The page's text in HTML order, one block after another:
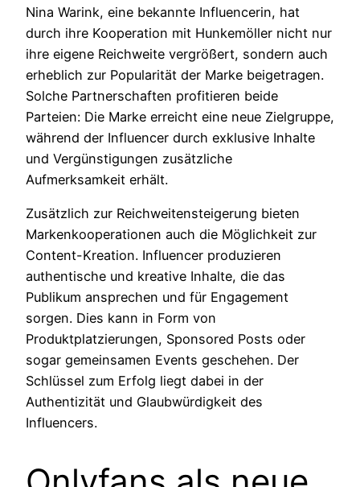
Nina Warink, eine bekannte Influencerin, hat
durch ihre Kooperation mit Hunkemöller nicht nur
ihre eigene Reichweite vergrößert, sondern auch
erheblich zur Popularität der Marke beigetragen.
Solche Partnerschaften profitieren beide
Parteien: Die Marke erreicht eine neue Zielgruppe,
während der Influencer durch exklusive Inhalte
und Vergünstigungen zusätzliche
Aufmerksamkeit erhält.
Zusätzlich zur Reichweitensteigerung bieten
Markenkooperationen auch die Möglichkeit zur
Content-Kreation. Influencer produzieren
authentische und kreative Inhalte, die das
Publikum ansprechen und für Engagement
sorgen. Dies kann in Form von
Produktplatzierungen, Sponsored Posts oder
sogar gemeinsamen Events geschehen. Der
Schlüssel zum Erfolg liegt dabei in der
Authentizität und Glaubwürdigkeit des
Influencers.